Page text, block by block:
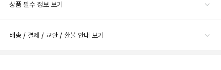
상품 필수 정보 보기
배송 / 결제 / 교환 / 환불 안내 보기